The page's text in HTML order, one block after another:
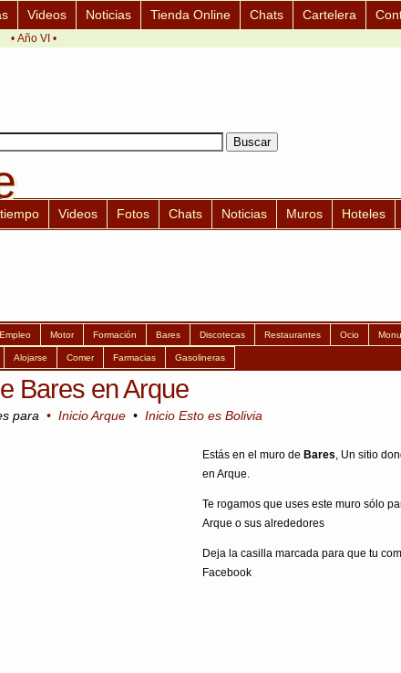
Videos Noticias Tienda Online Chats Cartelera
• Año VI •
Videos Fotos Chats Noticias Muros Hoteles
Empleo Motor Formación Bares Discotecas Restaurantes Ocio
Alojarse Comer Farmacias Gasolineras
Bares en Arque
para • Inicio Arque • Inicio Esto es Bolivia
Estás en el muro de Bares, Un sitio
en Arque.
Te rogamos que uses este muro sólo
Arque o sus alrededores
Deja la casilla marcada para que tu
Facebook